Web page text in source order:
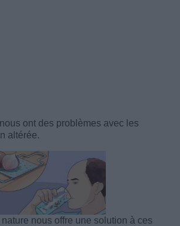
ont des problèmes avec les
altérée.
nous offre une solution à ces